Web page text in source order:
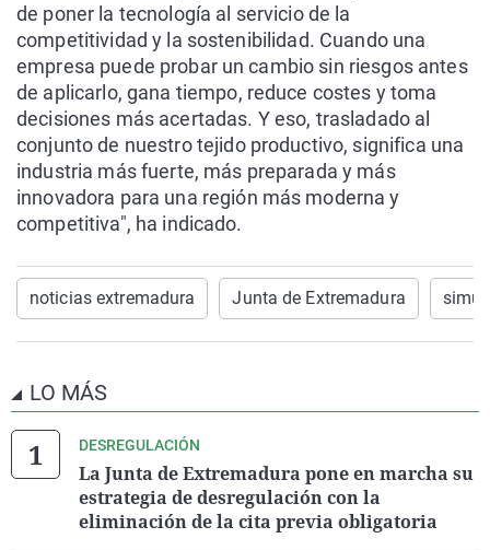
de poner la tecnología al servicio de la
competitividad y la sostenibilidad. Cuando una
empresa puede probar un cambio sin riesgos antes
de aplicarlo, gana tiempo, reduce costes y toma
decisiones más acertadas. Y eso, trasladado al
conjunto de nuestro tejido productivo, significa una
industria más fuerte, más preparada y más
innovadora para una región más moderna y
competitiva", ha indicado.
noticias extremadura Junta de Extremadura
LO MÁS
DESREGULACIÓN
La Junta de Extremadura pone en marcha su
estrategia de desregulación con la
eliminación de la cita previa obligatoria